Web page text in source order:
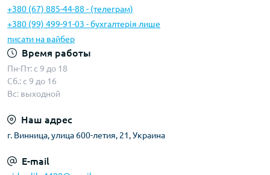
+380 (67) 885-44-88 - (телеграм)
+380 (99) 499-91-03 - бухгалтерія лише
писати на вайбер
Время работы
Пн-Пт: с 9 до 18
Сб.: с 9 до 16
Вс: выходной
Наш адрес
г. Винница, улица 600-летия, 21, Украина
E-mail